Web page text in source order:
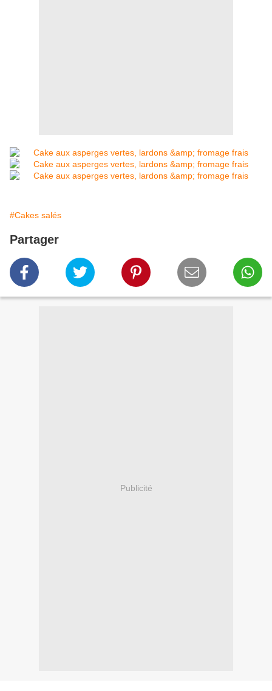
#Cakes salés
Partager
Publicité